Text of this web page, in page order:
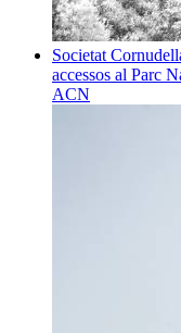
Societat
accessos al Parc
ACN